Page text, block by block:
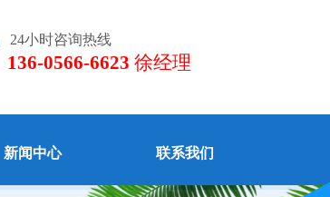
新闻中心 联系我们
24小时咨询热线
136-0566-6623 徐经理